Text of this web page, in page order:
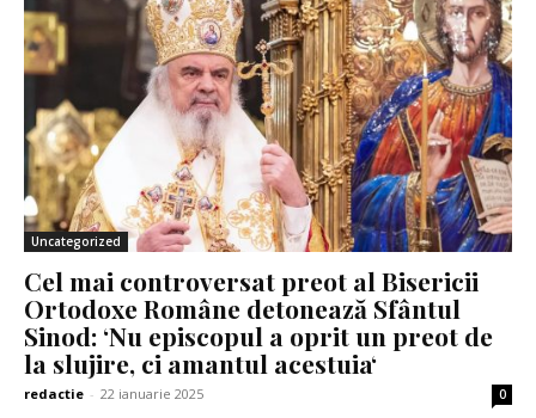
Uncategorized
Cel mai controversat preot al Bisericii
Ortodoxe Române detonează Sfântul
Sinod: ‘Nu episcopul a oprit un preot de
la slujire, ci amantul acestuia‘
redactie - 22 ianuarie 2025 0